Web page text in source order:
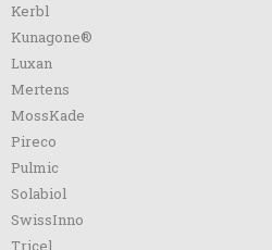
Kerbl
Kunagone®
Luxan
Mertens
MossKade
Pireco
Pulmic
Solabiol
SwissInno
Tricel